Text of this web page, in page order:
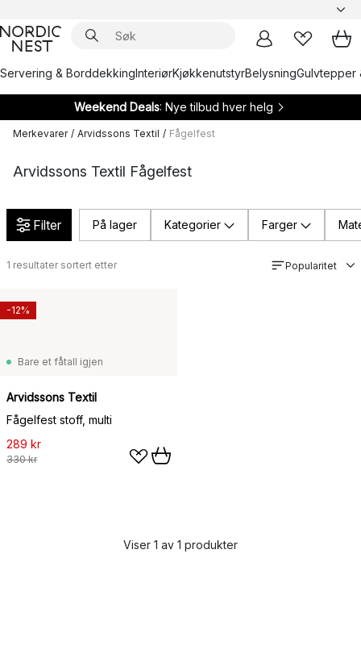
Servering & BorddekkingInteriørKjøkkenutstyrBelysningGulvtepper
Weekend Deals: Nye tilbud hver helg
Merkevarer / Arvidssons Textil / Fågelfest
Arvidssons Textil Fågelfest
Filter På lager Kategorier Farger
1 resultater sortert etter Popularitet
Bare et fåtall igjen
Arvidssons Textil
Fågelfest stoff, multi
289 kr
330 kr
-12%
Viser 1 av 1 produkter